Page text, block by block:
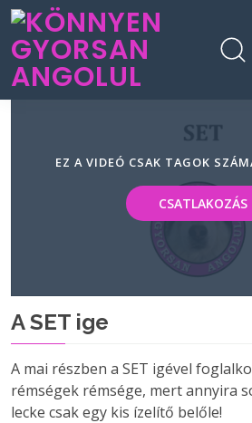
EZ A VIDEÓ CSAK TAGOK
CSATLAKOZÁS
A SET ige
A mai részben a SET igével
rémségek rémsége, mert annyira
lecke csak egy kis ízelítő belőle!